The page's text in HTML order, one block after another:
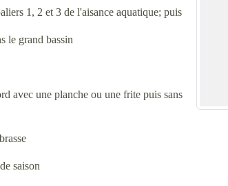
1, 2 et 3 de l'aisance aquatique; puis
le grand bassin
avec une planche ou une frite puis sans
saison